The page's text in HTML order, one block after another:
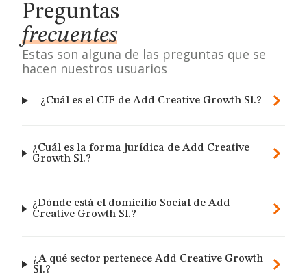
Preguntas
frecuentes
Estas son alguna de las preguntas que se
hacen nuestros usuarios
¿Cuál es el CIF de Add Creative Growth Sl.?
¿Cuál es la forma jurídica de Add Creative
Growth Sl.?
¿Dónde está el domicilio Social de Add
Creative Growth Sl.?
¿A qué sector pertenece Add Creative Growth
Sl.?